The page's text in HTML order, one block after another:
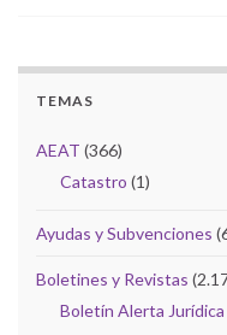
TEMAS
AEAT (366)
Catastro (1)
Ayudas y Subvenciones
Boletines y Revistas
Boletín Alerta Jurídica